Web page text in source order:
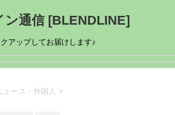
ン通信 [BLENDLINE]
アップしてお届けします♪
ュース・外国人 >